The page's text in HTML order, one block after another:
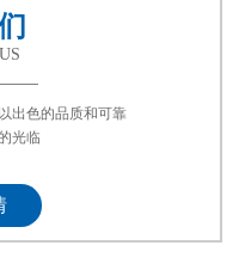
出色的品质和可靠
光临